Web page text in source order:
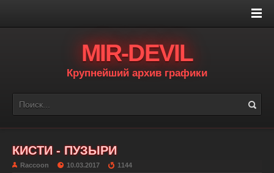
MIR-DEVIL
Крупнейший архив графики
КИСТИ - ПУЗЫРИ
Raccoon 10.03.2017 1144